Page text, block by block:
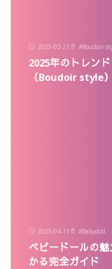
2025-03-21 #Boudoir
2025年のトレン
（Boudoir style
2025-04-11 #Babydoll
ベビードールの
かる完全ガイド